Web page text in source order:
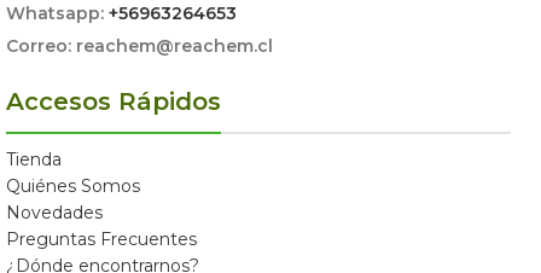
Whatsapp: +56963264653
Correo: reachem@reachem.cl
Accesos Rápidos
Tienda
Quiénes Somos
Novedades
Preguntas Frecuentes
¿Dónde encontrarnos?